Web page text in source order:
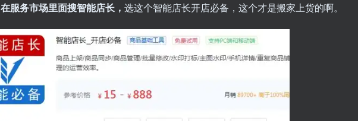
在服务市场里面搜智能店长， 选这个智能店长开店必备，这个才是搬家上货的啊。